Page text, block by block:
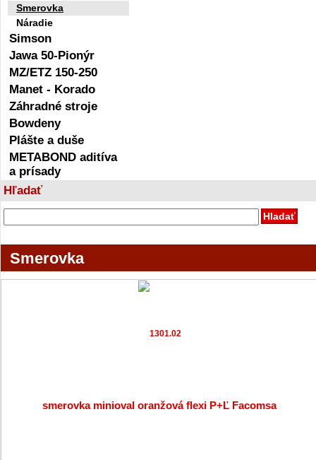
Smerovka
Náradie
Simson
Jawa 50-Pionýr
MZ/ETZ 150-250
Manet - Korado
Záhradné stroje
Bowdeny
Plášte a duše
METABOND aditíva
a prísady
Hľadať
Smerovka
smerovka minioval oranžová flexi P+Ľ Facomsa